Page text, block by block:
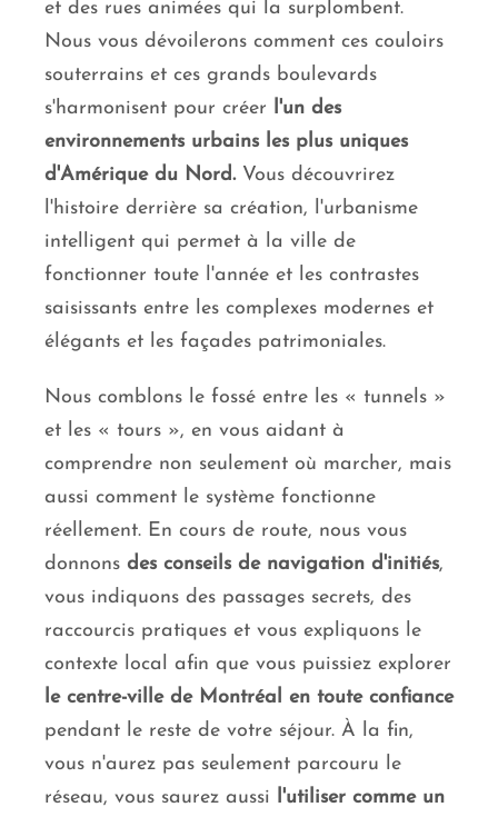
et des rues animées qui la surplombent.
Nous vous dévoilerons comment ces couloirs
souterrains et ces grands boulevards
s'harmonisent pour créer l'un des
environnements urbains les plus uniques
d'Amérique du Nord.Vous découvrirez
l'histoire derrière sa création, l'urbanisme
intelligent qui permet à la ville de
fonctionner toute l'année et les contrastes
saisissants entre les complexes modernes et
élégants et les façades patrimoniales.
Nous comblons le fossé entre les « tunnels »
et les « tours », en vous aidant à
comprendre non seulement où marcher, mais
aussi comment le système fonctionne
réellement. En cours de route, nous vous
donnons des conseils de navigation d'initiés,
vous indiquons des passages secrets, des
raccourcis pratiques et vous expliquons le
contexte local afin que vous puissiez explorer
le centre-ville de Montréal en toute confiance
pendant le reste de votre séjour. À la fin,
vous n'aurez pas seulement parcouru le
réseau, vous saurez aussi l'utiliser comme un